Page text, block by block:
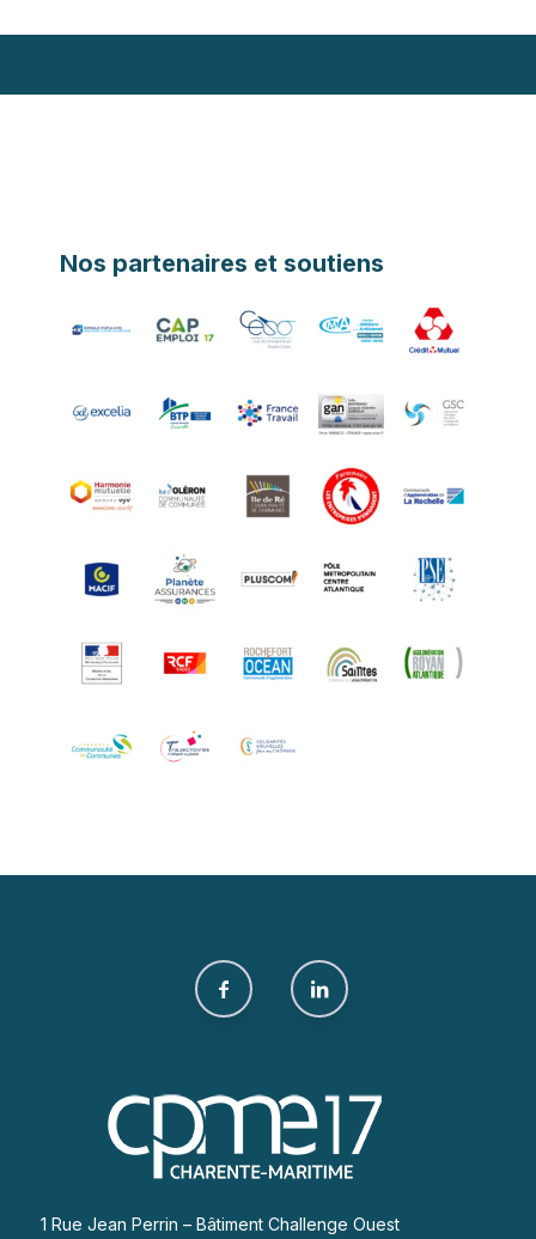
Nos partenaires et soutiens
1 Rue Jean Perrin – Bâtiment Challenge Ouest